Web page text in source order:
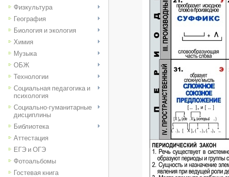
Физкультура
География
Биология и экология
Химия
Музыка
ОБЖ
Технологии
Социальная педагогика и
психология
Социально-гуманитарные
дисциплины
Библиотека
Аттестация
ЕГЭ и ОГЭ
Фотоальбомы
Гостевая книга